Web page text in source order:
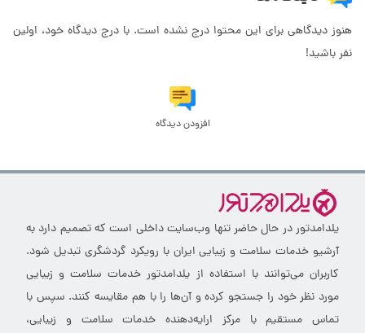
هنوز دیدگاهی برای این محتوا درج نشده است. با درج دیدگاه خود، اولین
نفر باشید!
افزودن دیدگاه
یلدامدتور در حال حاضر تنها وب‌سایت داخلی است که تصمیم دارد به
آرشیو خدمات سلامت و زیبایی ایران با رویکرد گردشگری تبدیل شود.
کاربران می‌توانند با استفاده از یلدامدتور خدمات سلامت و زیبایی
مورد نظر خود را جستجو کرده و آن‌ها را با هم مقایسه کنند. سپس با
تماس مستقیم با مرکز ارایه‌دهنده خدمات سلامت و زیبایی،